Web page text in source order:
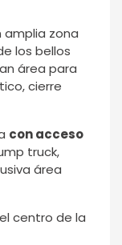
amplia zona
los bellos
área para
cierre
con acceso
truck,
área
centro de la